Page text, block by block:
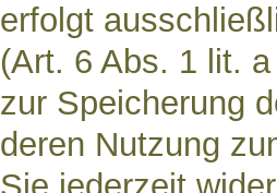
erfolgt
(Art. 6 Abs. 1 lit.
zur Speicherung
deren Nutzung